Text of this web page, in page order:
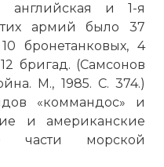
английская и 1-я
армий было 37
бронетанковых, 4
бригад. (Самсонов
М., 1985. С. 374.)
«коммандос» и
и американские
части морской